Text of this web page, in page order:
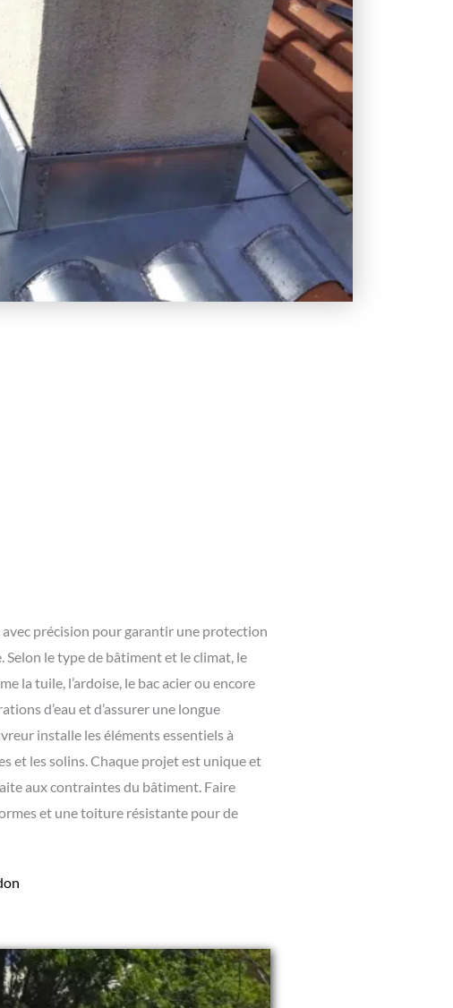
précision pour garantir une protection
le type de bâtiment et le climat, le
la tuile, l’ardoise, le bac acier ou encore
d’eau et d’assurer une longue
installe les éléments essentiels à
et les solins. Chaque projet est unique et
aux contraintes du bâtiment. Faire
et une toiture résistante pour de